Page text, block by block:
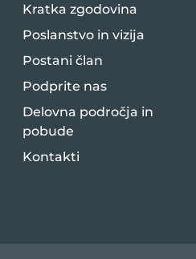
Kratka zgodovina
Poslanstvo in vizija
Postani član
Podprite nas
Delovna področja in
pobude
Kontakti